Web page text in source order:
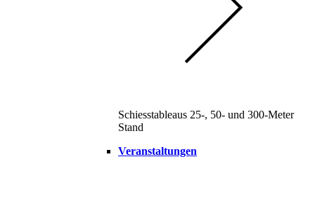
Schiesstableaus 25-, 50- und 300-Meter
Stand
Veranstaltungen